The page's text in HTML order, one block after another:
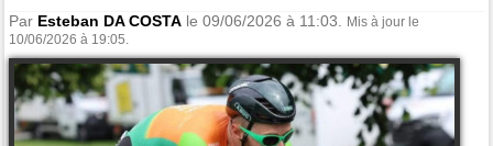
Par Esteban DA COSTA le 09/06/2026 à 11:03.
Mis à jour le
10/06/2026 à 19:05.